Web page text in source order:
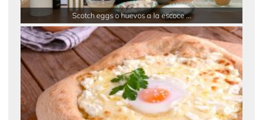
Scotch eggs o huevos a la escoce ...